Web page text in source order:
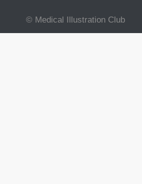
© Medical Illustration Club